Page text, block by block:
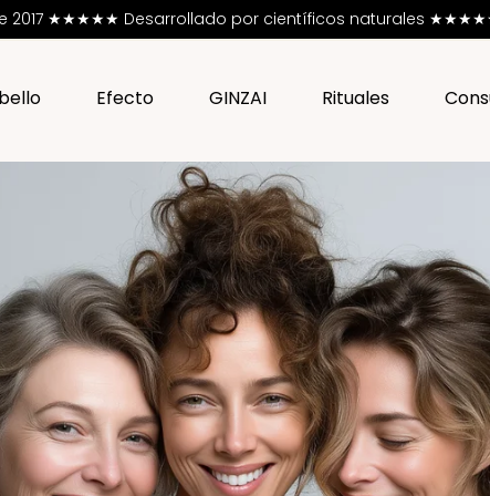
2017 ★★★★★ Desarrollado por científicos naturales ★★★★★
Efecto GINZAI Rituales